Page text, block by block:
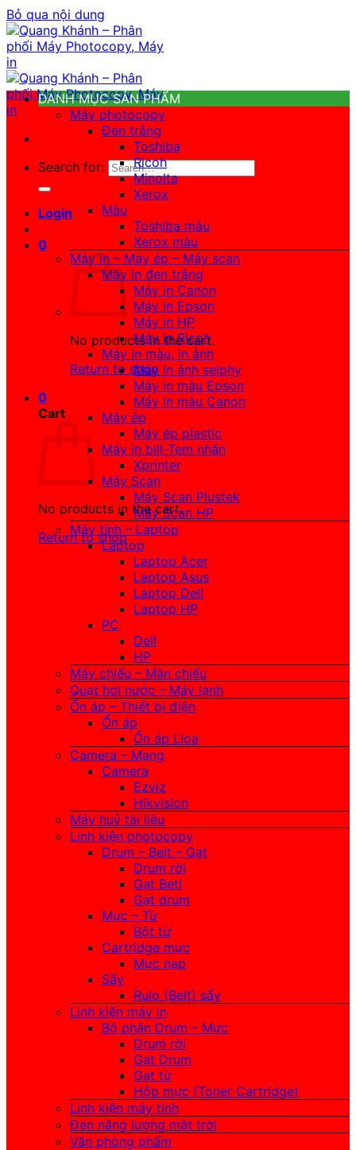
Bỏ qua nội dung
Search for:
Login
0
No products in the cart.
Return to shop
0
Cart
No products in the cart.
Return to shop
DANH MỤC SẢN PHẨM
Máy photocopy
Đen trắng
Toshiba
Ricoh
Minolta
Xerox
Màu
Toshiba màu
Xerox màu
Máy in – Máy ép – Máy scan
Máy in đen trắng
Máy in Canon
Máy in Epson
Máy in HP
Máy in Ricoh
Máy in màu, in ảnh
Máy in ảnh selphy
Máy in màu Epson
Máy in màu Canon
Máy ép
Máy ép plastic
Máy in bill-Tem nhãn
Xprinter
Máy Scan
Máy Scan Plustek
Máy Scan HP
Máy tính – Laptop
Laptop
Laptop Acer
Laptop Asus
Laptop Dell
Laptop HP
PC
Dell
HP
Máy chiếu – Màn chiếu
Quạt hơi nước – Máy lạnh
Ổn áp – Thiết bị điện
Ổn áp
Ổn áp Lioa
Camera – Mạng
Camera
Ezviz
Hikvision
Máy huỷ tài liệu
Linh kiện photocopy
Drum – Belt – Gạt
Drum rời
Gạt Betl
Gạt drum
Mực – Từ
Bột từ
Cartridge mực
Mực nạp
Sấy
Rulo (Belt) sấy
Linh kiện máy in
Bộ phận Drum – Mực
Drum rời
Gạt Drum
Gạt từ
Hộp mực (Toner Cartridge)
Linh kiện máy tính
Đèn năng lượng mặt trời
Văn phòng phẩm